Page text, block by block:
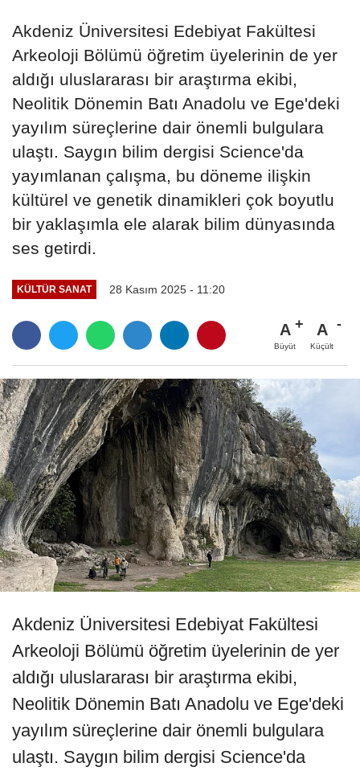
Akdeniz Üniversitesi Edebiyat Fakültesi
Arkeoloji Bölümü öğretim üyelerinin de yer
aldığı uluslararası bir araştırma ekibi,
Neolitik Dönemin Batı Anadolu ve Ege'deki
yayılım süreçlerine dair önemli bulgulara
ulaştı. Saygın bilim dergisi Science'da
yayımlanan çalışma, bu döneme ilişkin
kültürel ve genetik dinamikleri çok boyutlu
bir yaklaşımla ele alarak bilim dünyasında
ses getirdi.
KÜLTÜR SANAT 28 Kasım 2025 - 11:20
A
Büyüt
A
Küçült
Akdeniz Üniversitesi Edebiyat Fakültesi
Arkeoloji Bölümü öğretim üyelerinin de yer
aldığı uluslararası bir araştırma ekibi,
Neolitik Dönemin Batı Anadolu ve Ege'deki
yayılım süreçlerine dair önemli bulgulara
ulaştı. Saygın bilim dergisi Science'da